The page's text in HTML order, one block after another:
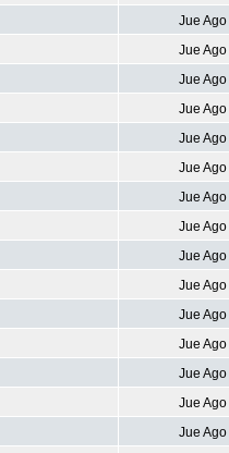
Jue
Jue
Jue
Jue
Jue
Jue
Jue
Jue
Jue
Jue
Jue
Jue
Jue
Jue
Jue